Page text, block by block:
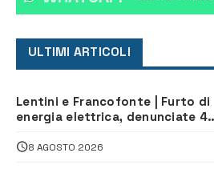
ULTIMI ARTICOLI
Lentini e Francofonte | Furto di
energia elettrica, denunciate 4
8 AGOSTO 2026